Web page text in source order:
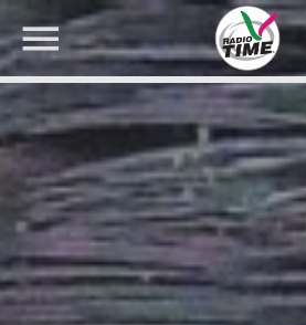
CERCA NEL